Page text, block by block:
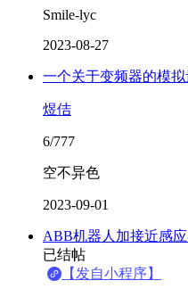
Smile-lyc
2023-08-27
一个关于变频器的模
煜佶
6/777
空不异色
2023-09-01
ABB机器人加接近感
已结帖
【发自小程序】